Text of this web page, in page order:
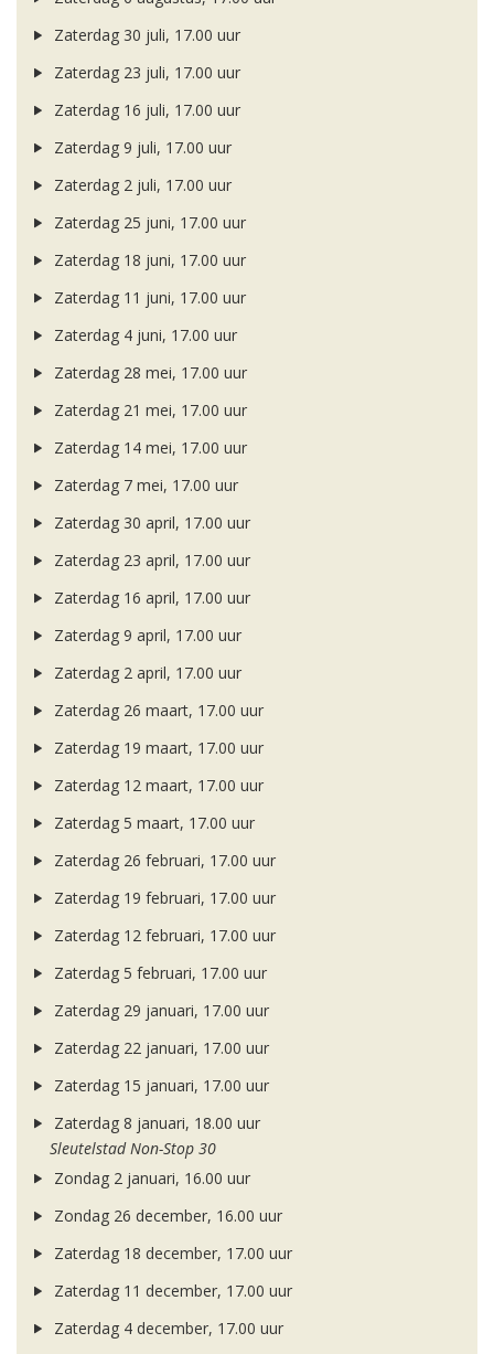
Zaterdag 30 juli, 17.00 uur
Zaterdag 23 juli, 17.00 uur
Zaterdag 16 juli, 17.00 uur
Zaterdag 9 juli, 17.00 uur
Zaterdag 2 juli, 17.00 uur
Zaterdag 25 juni, 17.00 uur
Zaterdag 18 juni, 17.00 uur
Zaterdag 11 juni, 17.00 uur
Zaterdag 4 juni, 17.00 uur
Zaterdag 28 mei, 17.00 uur
Zaterdag 21 mei, 17.00 uur
Zaterdag 14 mei, 17.00 uur
Zaterdag 7 mei, 17.00 uur
Zaterdag 30 april, 17.00 uur
Zaterdag 23 april, 17.00 uur
Zaterdag 16 april, 17.00 uur
Zaterdag 9 april, 17.00 uur
Zaterdag 2 april, 17.00 uur
Zaterdag 26 maart, 17.00 uur
Zaterdag 19 maart, 17.00 uur
Zaterdag 12 maart, 17.00 uur
Zaterdag 5 maart, 17.00 uur
Zaterdag 26 februari, 17.00 uur
Zaterdag 19 februari, 17.00 uur
Zaterdag 12 februari, 17.00 uur
Zaterdag 5 februari, 17.00 uur
Zaterdag 29 januari, 17.00 uur
Zaterdag 22 januari, 17.00 uur
Zaterdag 15 januari, 17.00 uur
Zaterdag 8 januari, 18.00 uur
Sleutelstad Non-Stop 30
Zondag 2 januari, 16.00 uur
Zondag 26 december, 16.00 uur
Zaterdag 18 december, 17.00 uur
Zaterdag 11 december, 17.00 uur
Zaterdag 4 december, 17.00 uur